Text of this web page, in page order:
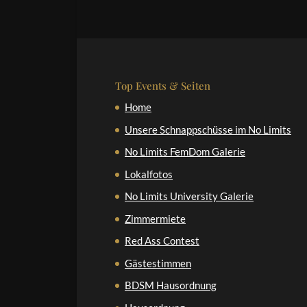
Top Events & Seiten
Home
Unsere Schnappschüsse im No Limits
No Limits FemDom Galerie
Lokalfotos
No Limits University Galerie
Zimmermiete
Red Ass Contest
Gästestimmen
BDSM Hausordnung